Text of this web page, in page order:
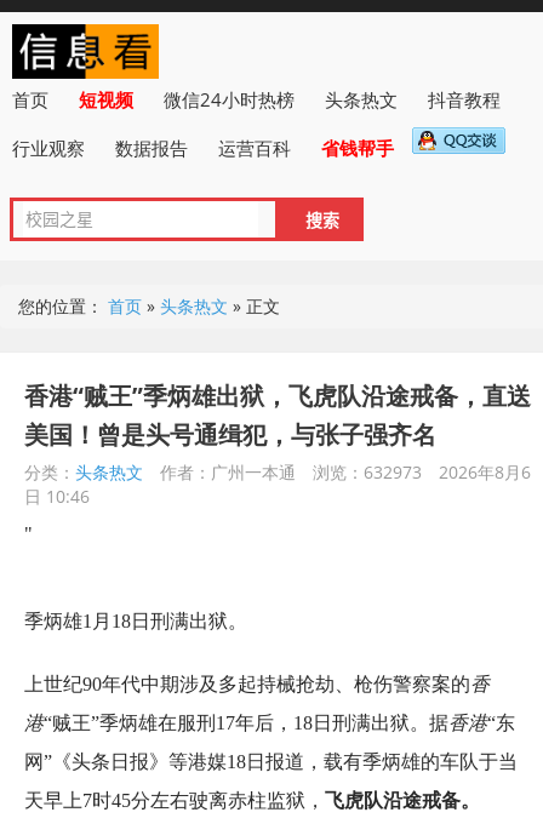
首页 短视频 微信24小时热榜 头条热文
抖音教程
行业观察
数据报告 运营百科 省钱帮手
您的位置： 首页 » 头条热文 » 正文
香港“贼王”季炳雄出狱，飞虎队沿途戒备，直送
美国！曾是头号通缉犯，与张子强齐名
分类： 头条热文 作者：广州一本通 浏览：632973
2026年8月6
日 10:46
"
季炳雄1月18日刑满出狱。
上世纪90年代中期涉及多起持械抢劫、枪伤警察案的香
港“贼王”季炳雄在服刑17年后，18日刑满出狱。据香港“东
网”《头条日报》等港媒18日报道，载有季炳雄的车队于当
天早上7时45分左右驶离赤柱监狱， 飞虎队沿途戒备。